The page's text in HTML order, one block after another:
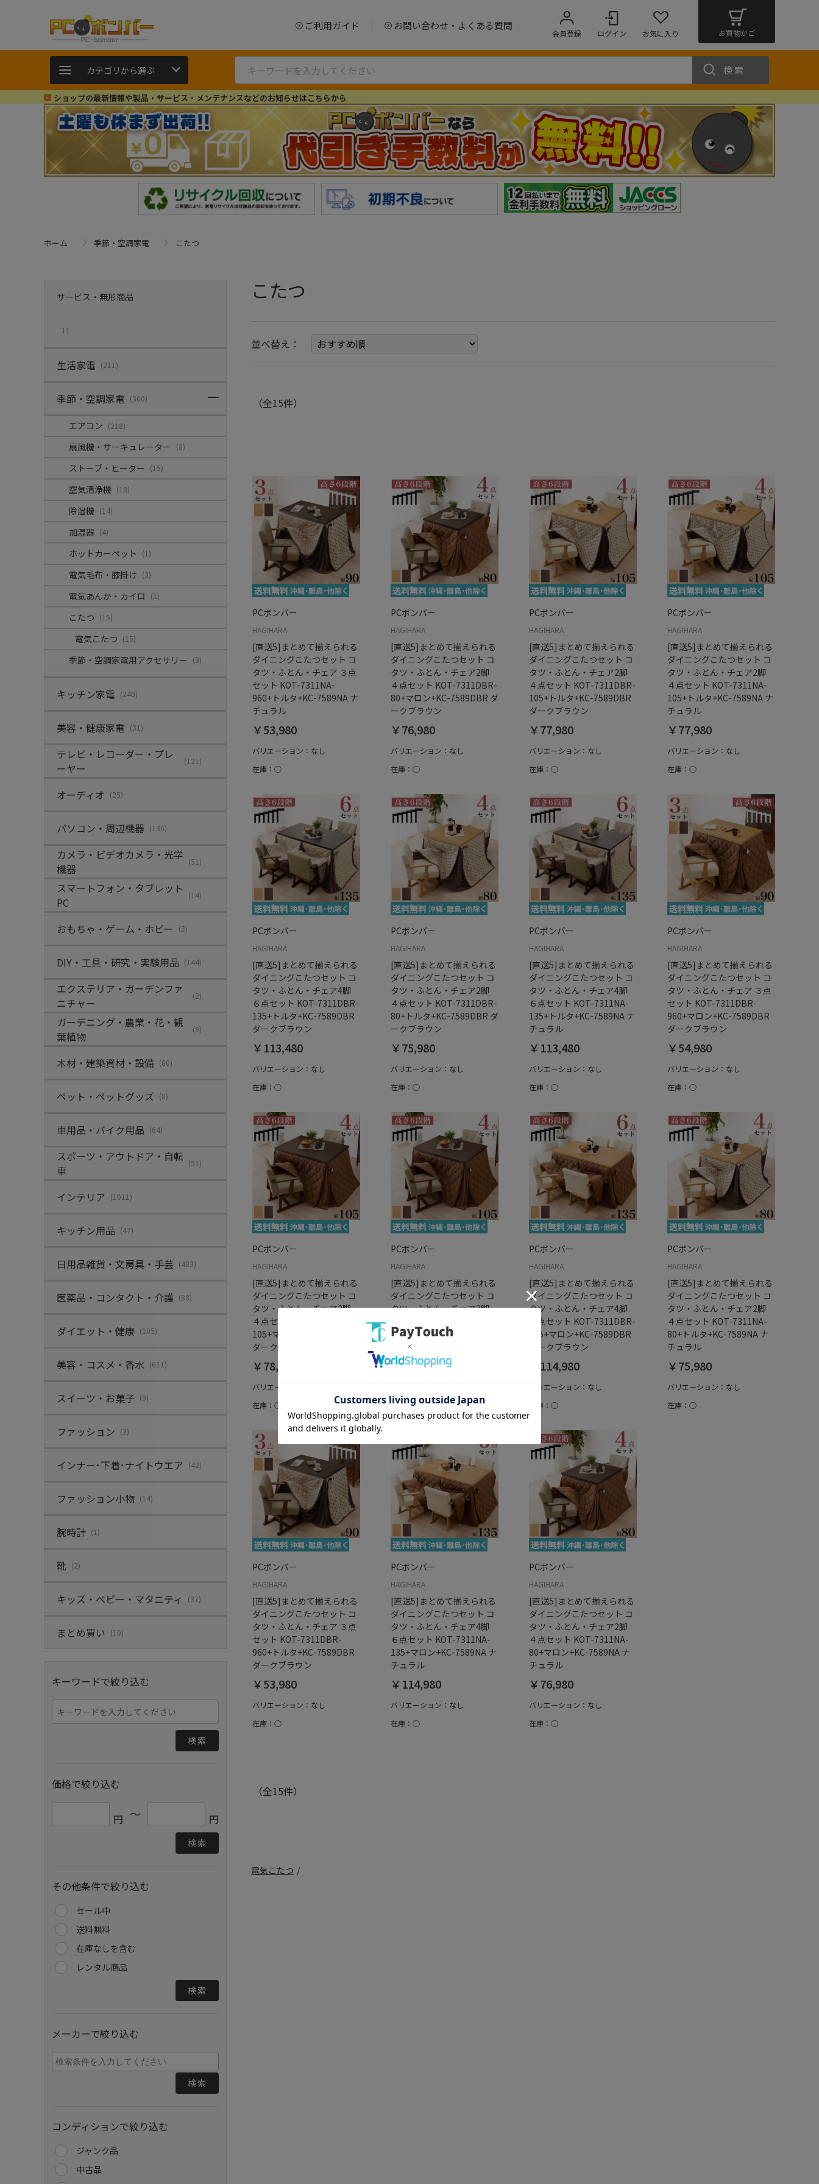
ご利用ガイド お問い合わせ・よくある質問
会員登録 ログイン お気に入り お買物かご
カテゴリから選ぶ 検索
ショップの最新情報や製品・サービス・メンテナンスなどのお知らせはこちらから
ホーム 季節・空調家電 こたつ
サービス・無形商品
11
生活家電 (211)
季節・空調家電 (300)
エアコン (218)
扇風機・サーキュレーター (8)
ストーブ・ヒーター (15)
空気清浄機 (18)
除湿機 (14)
加湿器 (4)
ホットカーペット (1)
電気毛布・膝掛け (3)
電気あんか・カイロ (1)
こたつ (15)
電気こたつ (15)
季節・空調家電用アクセサリー (3)
キッチン家電 (240)
美容・健康家電 (31)
テレビ・レコーダー・プレ
ーヤー
(121)
オーディオ (25)
パソコン・周辺機器 (136)
カメラ・ビデオカメラ・光学
機器
(51)
スマートフォン・タブレット
PC
(14)
おもちゃ・ゲーム・ホビー (3)
DIY・工具・研究・実験用品 (144)
エクステリア・ガーデンファ
ニチャー
(2)
ガーデニング・農業・花・観
葉植物
(9)
木材・建築資材・設備 (80)
ペット・ペットグッズ (8)
車用品・バイク用品 (64)
スポーツ・アウトドア・自転
車
(51)
インテリア (1011)
キッチン用品 (47)
日用品雑貨・文房具・手芸 (483)
医薬品・コンタクト・介護 (88)
ダイエット・健康 (105)
美容・コスメ・香水 (611)
スイーツ・お菓子 (9)
ファッション (2)
インナー･下着･ナイトウエア (42)
ファッション小物 (14)
腕時計 (1)
靴 (2)
キッズ・ベビー・マタニティ (37)
まとめ買い (10)
キーワードで絞り込む
検索
価格で絞り込む
円 ～ 円
検索
その他条件で絞り込む
セール中
送料無料
在庫なしを含む
レンタル商品
検索
メーカーで絞り込む
検索
コンディションで絞り込む
ジャンク品
中古品
こたつ
並べ替え：
（全15件）
PCボンバー
HAGIHARA
[直送5]まとめて揃えられる
ダイニングこたつセット コ
タツ・ふとん・チェア ３点
セット KOT-7311NA-
960+トルタ+KC-7589NA ナ
チュラル
￥53,980
バリエーション：なし
在庫：○
PCボンバー
HAGIHARA
[直送5]まとめて揃えられる
ダイニングこたつセット コ
タツ・ふとん・チェア2脚
４点セット KOT-7311DBR-
80+マロン+KC-7589DBR ダ
ークブラウン
￥76,980
バリエーション：なし
在庫：○
PCボンバー
HAGIHARA
[直送5]まとめて揃えられる
ダイニングこたつセット コ
タツ・ふとん・チェア2脚
４点セット KOT-7311DBR-
105+トルタ+KC-7589DBR
ダークブラウン
￥77,980
バリエーション：なし
在庫：○
PCボンバー
HAGIHARA
[直送5]まとめて揃えられる
ダイニングこたつセット コ
タツ・ふとん・チェア2脚
４点セット KOT-7311NA-
105+トルタ+KC-7589NA ナ
チュラル
￥77,980
バリエーション：なし
在庫：○
PCボンバー
HAGIHARA
[直送5]まとめて揃えられる
ダイニングこたつセット コ
タツ・ふとん・チェア4脚
６点セット KOT-7311DBR-
135+トルタ+KC-7589DBR
ダークブラウン
￥113,480
バリエーション：なし
在庫：○
PCボンバー
HAGIHARA
[直送5]まとめて揃えられる
ダイニングこたつセット コ
タツ・ふとん・チェア2脚
４点セット KOT-7311DBR-
80+トルタ+KC-7589DBR ダ
ークブラウン
￥75,980
バリエーション：なし
在庫：○
PCボンバー
HAGIHARA
[直送5]まとめて揃えられる
ダイニングこたつセット コ
タツ・ふとん・チェア4脚
６点セット KOT-7311NA-
135+トルタ+KC-7589NA ナ
チュラル
￥113,480
バリエーション：なし
在庫：○
PCボンバー
HAGIHARA
[直送5]まとめて揃えられる
ダイニングこたつセット コ
タツ・ふとん・チェア ３点
セット KOT-7311DBR-
960+マロン+KC-7589DBR
ダークブラウン
￥54,980
バリエーション：なし
在庫：○
PCボンバー
HAGIHARA
[直送5]まとめて揃えられる
ダイニングこたつセット コ
タツ・ふとん・チェア2脚
４点セット KOT-7311DBR-
105+マロン+KC-7589DBR
ダークブラウン
￥78,980
バリエーション：なし
在庫：○
PCボンバー
HAGIHARA
[直送5]まとめて揃えられる
ダイニングこたつセット コ
タツ・ふとん・チェア2脚
105+マロン+KC-7589NA ナ
チュラル
￥78,980
バリエーション：なし
在庫：○
PCボンバー
HAGIHARA
[直送5]まとめて揃えられる
ダイニングこたつセット コ
タツ・ふとん・チェア4脚
６点セット KOT-7311DBR-
135+マロン+KC-7589DBR
ダークブラウン
￥114,980
バリエーション：なし
在庫：○
PCボンバー
HAGIHARA
[直送5]まとめて揃えられる
ダイニングこたつセット コ
タツ・ふとん・チェア2脚
４点セット KOT-7311NA-
80+トルタ+KC-7589NA ナ
チュラル
￥75,980
バリエーション：なし
在庫：○
PCボンバー
HAGIHARA
[直送5]まとめて揃えられる
ダイニングこたつセット コ
タツ・ふとん・チェア ３点
セット KOT-7311DBR-
960+トルタ+KC-7589DBR
ダークブラウン
￥53,980
バリエーション：なし
在庫：○
PCボンバー
HAGIHARA
[直送5]まとめて揃えられる
ダイニングこたつセット コ
タツ・ふとん・チェア4脚
６点セット KOT-7311NA-
135+マロン+KC-7589NA ナ
チュラル
￥114,980
バリエーション：なし
在庫：○
PCボンバー
HAGIHARA
[直送5]まとめて揃えられる
ダイニングこたつセット コ
タツ・ふとん・チェア2脚
４点セット KOT-7311NA-
80+マロン+KC-7589NA ナ
チュラル
￥76,980
バリエーション：なし
在庫：○
（全15件）
電気こたつ /